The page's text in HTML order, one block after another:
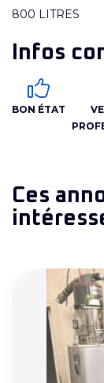
800 LITRES
Infos
BON ÉTAT
Ces